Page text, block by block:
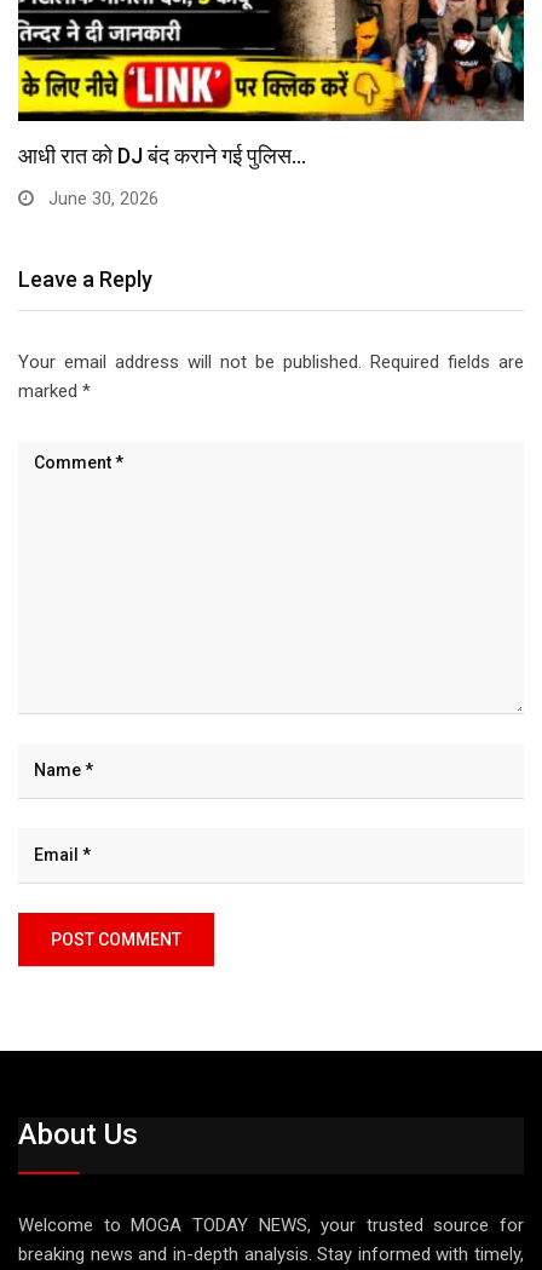
आधी रात को DJ बंद कराने गई पुलिस…
June 30, 2026
Leave a Reply
Your email address will not be published.
Required fields are
marked *
About Us
Welcome to MOGA TODAY NEWS, your trusted source for
breaking news and in-depth analysis. Stay informed with timely,